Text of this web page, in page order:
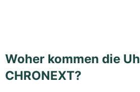
Woher kommen die
CHRONEXT?